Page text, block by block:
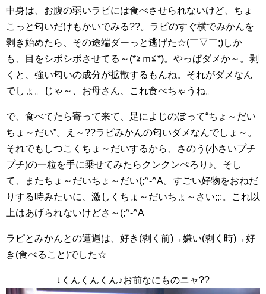
中身は、お腹の弱いラピには食べさせられないけど、ちょ
こっと匂いだけもかいでみる??。ラピのすぐ横でみかんを
剥き始めたら、その途端ダーっと逃げた☆(￣▽￣;)しか
も、目をシボシボさせてる～(*≧ｍ≦*)。やっぱダメか～。剥
くと、強い匂いの成分が拡散するもんね。それがダメなん
でしょ。じゃ～、お母さん、これ食べちゃうね。
で、食べてたら寄って来て、足によじのぼって“ちょ～だい
ちょ～だい”。え～??ラピみかんの匂いダメなんでしょ～。
それでもしつこくちょ～だいするから、さのう(小さいプチ
プチ)の一粒を手に乗せてみたらクンクンぺろり♪。そし
て、またちょ～だいちょ～だい(;^-^A。すごい好物をおねだ
りする時みたいに、激しくちょ～だいちょ～さい;;;。これ以
上はあげられないけどさ～(;^-^A
ラピとみかんとの遭遇は、好き(剥く前)→嫌い(剥く時)→好
き(食べること)でした☆
↓くんくんくん♪お前なにものニャ??